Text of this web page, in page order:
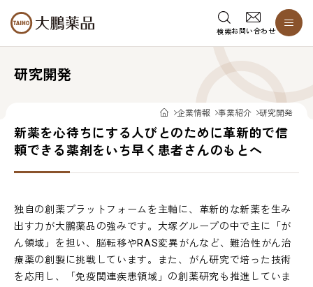
検索お問い合わせ
研究開発
企業情報 事業紹介 研究開発
新薬を心待ちにする人びとのために革新的で信
頼できる薬剤をいち早く患者さんのもとへ
独自の創薬プラットフォームを主軸に、革新的な新薬を生み
出す力が大鵬薬品の強みです。大塚グループの中で主に「が
ん領域」を担い、脳転移やRAS変異がんなど、難治性がん治
療薬の創製に挑戦しています。また、がん研究で培った技術
を応用し、「免疫関連疾患領域」の創薬研究も推進していま